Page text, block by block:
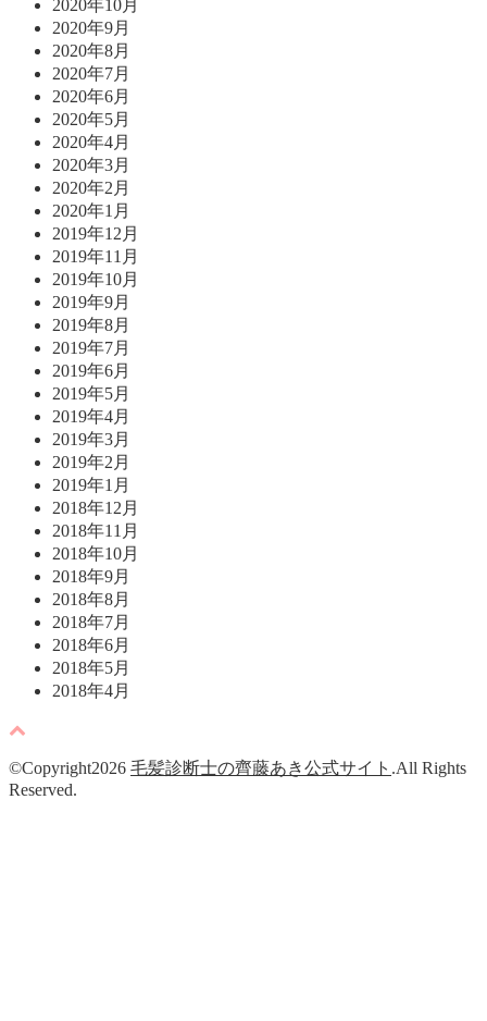
2020年10月
2020年9月
2020年8月
2020年7月
2020年6月
2020年5月
2020年4月
2020年3月
2020年2月
2020年1月
2019年12月
2019年11月
2019年10月
2019年9月
2019年8月
2019年7月
2019年6月
2019年5月
2019年4月
2019年3月
2019年2月
2019年1月
2018年12月
2018年11月
2018年10月
2018年9月
2018年8月
2018年7月
2018年6月
2018年5月
2018年4月
©Copyright2026 毛髪診断士の齊藤あき公式サイト .All Rights
Reserved.